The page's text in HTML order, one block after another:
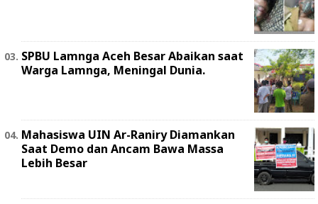
SPBU Lamnga Aceh Besar Abaikan saat
Warga Lamnga, Meningal Dunia.
Mahasiswa UIN Ar-Raniry Diamankan
Saat Demo dan Ancam Bawa Massa
Lebih Besar